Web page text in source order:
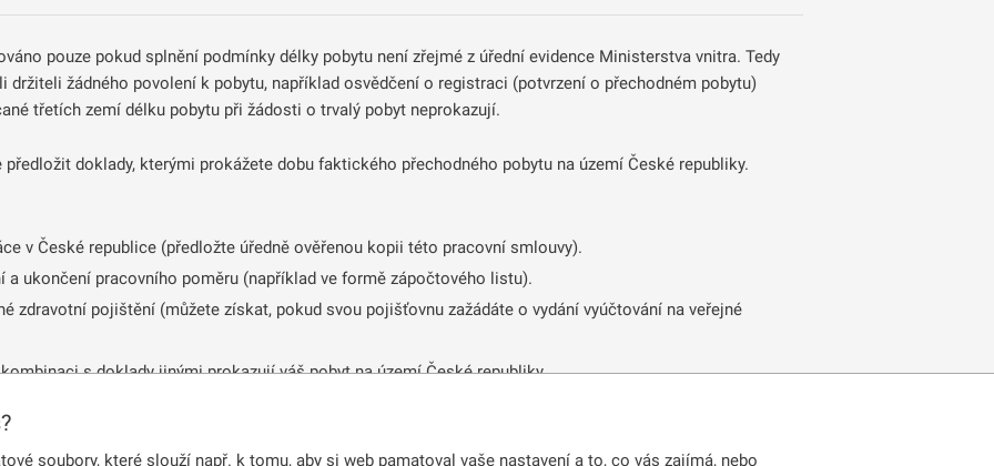
soubory, které slouží např. k tomu, aby si web pamatoval vaše nastavení a to, co vás zajímá, nebo
pouze pokud splnění podmínky délky pobytu není zřejmé z úřední evidence Ministerstva vnitra. Tedy
žádného povolení k pobytu, například osvědčení o registraci (potvrzení o přechodném pobytu)
třetích zemí délku pobytu při žádosti o trvalý pobyt neprokazují.
doklady, kterými prokážete dobu faktického přechodného pobytu na území České republiky.
v České republice (předložte úředně ověřenou kopii této pracovní smlouvy).
a ukončení pracovního poměru (například ve formě zápočtového listu).
zdravotní pojištění (můžete získat, pokud svou pojišťovnu zažádáte o vydání vyúčtování na veřejné
s doklady jinými prokazují váš pobyt na území České republiky.
přechodného pobytu započítává pobyt na dlouhodobé vízum a povolení k dlouhodobému
pobyt se však nezapočítává.